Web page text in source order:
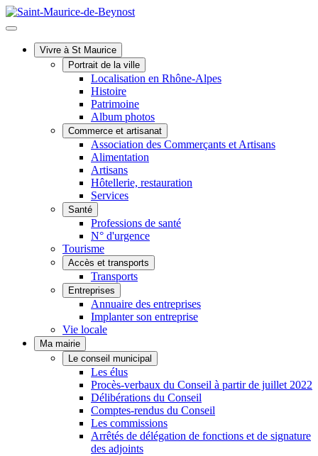
Vivre à St Maurice
Portrait de la ville
Localisation en Rhône-Alpes
Histoire
Patrimoine
Album photos
Commerce et artisanat
Association des Commerçants et Artisans
Alimentation
Artisans
Hôtellerie, restauration
Services
Santé
Professions de santé
N° d'urgence
Tourisme
Accès et transports
Transports
Entreprises
Annuaire des entreprises
Implanter son entreprise
Vie locale
Ma mairie
Le conseil municipal
Les élus
Procès-verbaux du Conseil à partir de juillet 2022
Délibérations du Conseil
Comptes-rendus du Conseil
Les commissions
Arrêtés de délégation de fonctions et de signature
des adjoints